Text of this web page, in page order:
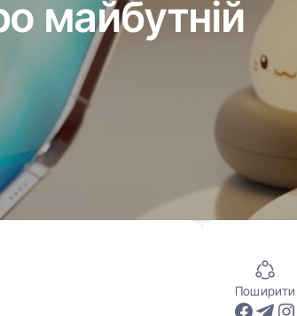
майбутній
Поширити